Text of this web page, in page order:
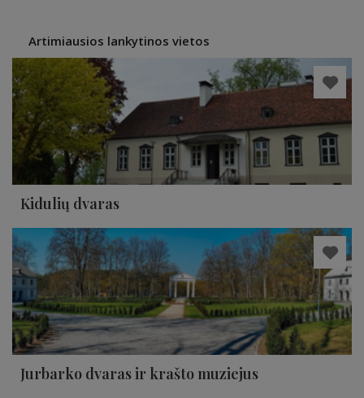
Artimiausios lankytinos vietos
Kidulių dvaras
Jurbarko dvaras ir krašto muziejus